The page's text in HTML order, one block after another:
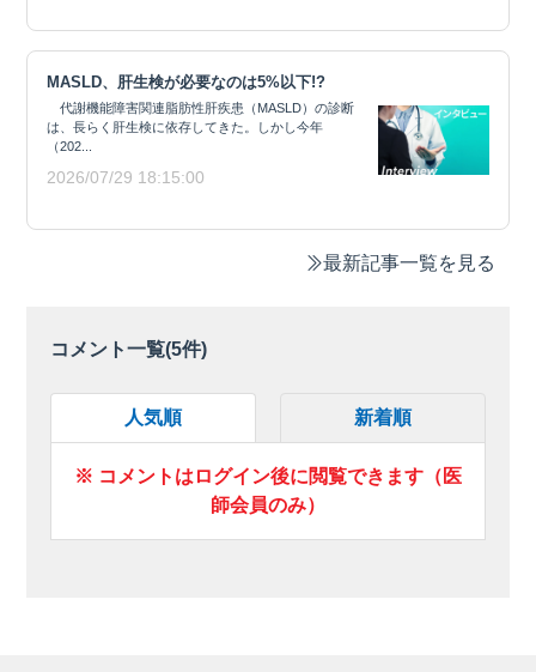
MASLD、肝生検が必要なのは5%以下!?
代謝機能障害関連脂肪性肝疾患（MASLD）の診断
は、長らく肝生検に依存してきた。しかし今年
（202...
2026/07/29 18:15:00
最新記事一覧を見る
コメント一覧(5件)
人気順 新着順
※ コメントはログイン後に閲覧できます（医
師会員のみ）